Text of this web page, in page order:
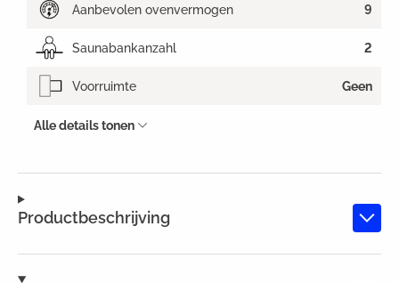
Productbeschrijving
Aanbevolen ovenvermogen 9
Saunabankanzahl 2
Voorruimte Geen
Alle details tonen